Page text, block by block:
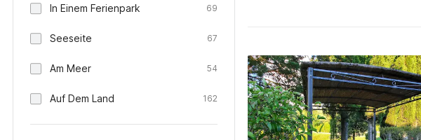
In Einem Ferienpark 69
Seeseite 67
Am Meer 54
Auf Dem Land 162